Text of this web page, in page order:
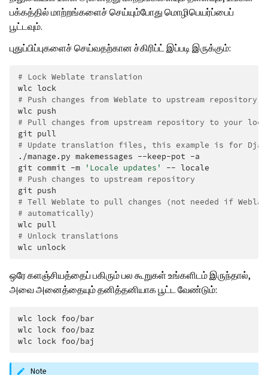
பக்கத்தில் மாற்றங்களைச் செய்யும்போது மொழிபெயர்ப்பைப்
பூட்டவும்.
புதுப்பிப்புகளைச் செய்வதற்கான ச்கிரிப்ட் இப்படி இருக்கும்:
# Lock Weblate translation
wlc
# Push changes from Weblate to upstream repository
wlc
# Pull changes from upstream repository to your
git
# Update translation files, this example is for
./manage.py makemessages --keep-pot -a
git commit -m 'Locale updates' --
# Push changes to upstream repository
git
# Tell Weblate to pull changes (not needed if
# automatically)
wlc
# Unlock translations
wlc
ஒரே களஞ்சியத்தைப் பகிரும் பல கூறுகள் உங்களிடம் இருந்தால்,
அவை அனைத்தையும் தனித்தனியாக பூட்ட வேண்டும்:
wlc lock foo/bar
wlc lock foo/baz
wlc lock
Note